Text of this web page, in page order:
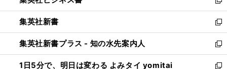
開
く
ウ
で
開
く
ウ
ィ
ン
ド
ウ
で
新
し
い
ウ
ィ
ン
ド
集英社新書
新
し
い
ウ
ィ
集英社新書プラス - 知の水先案内人
新
し
い
1日5分で、明日は変わる よみタイ yomitai